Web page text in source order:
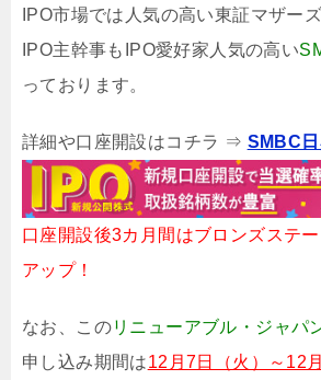
IPO市場では人気の高い東証マザー
IPO主幹事もIPO愛好家人気の高い
っております。
詳細や口座開設はコチラ ⇒ SMBC
口座開設後3カ月間はブロンズステ
アップ！
なお、このリニューアブル・ジャパ
申し込み期間は12月7日（火）～12